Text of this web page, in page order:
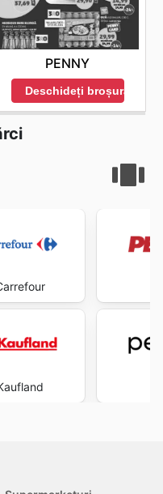
PENNY
Deschideți broșura